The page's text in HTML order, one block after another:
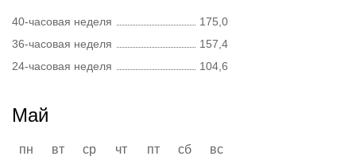
40-часовая неделя
175,0
36-часовая неделя
157,4
24-часовая неделя
104,6
Май
пн вт ср чт пт сб
вс